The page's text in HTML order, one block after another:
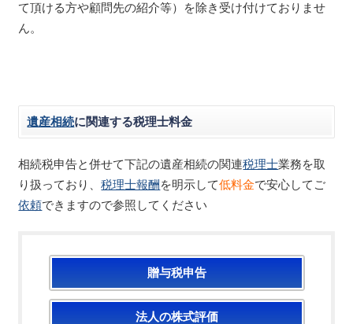
て頂ける方や顧問先の紹介等）を除き受け付けておりませ
ん。
遺産相続に関連する税理士料金
相続税申告と併せて下記の遺産相続の関連税理士業務を取
り扱っており、税理士報酬 を明示して低料金で安心してご
依頼できますので参照してください
贈与税申告
法人の株式評価